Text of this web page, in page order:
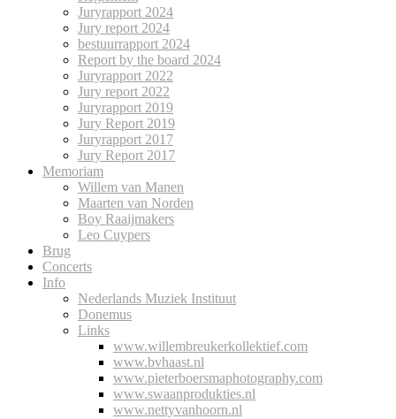
Juryrapport 2024
Jury report 2024
bestuurrapport 2024
Report by the board 2024
Juryrapport 2022
Jury report 2022
Juryrapport 2019
Jury Report 2019
Juryrapport 2017
Jury Report 2017
Memoriam
Willem van Manen
Maarten van Norden
Boy Raaijmakers
Leo Cuypers
Brug
Concerts
Info
Nederlands Muziek Instituut
Donemus
Links
www.willembreukerkollektief.com
www.bvhaast.nl
www.pieterboersmaphotography.com
www.swaanprodukties.nl
www.nettyvanhoorn.nl